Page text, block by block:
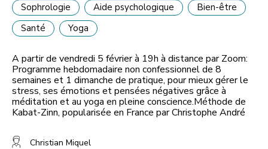
Sophrologie
Aide psychologique
Bien-être
Santé
Yoga
A partir de vendredi 5 février à 19h à distance par Zoom:
Programme hebdomadaire non confessionnel de 8
semaines et 1 dimanche de pratique, pour mieux gérer le
stress, ses émotions et pensées négatives grâce à
méditation et au yoga en pleine conscience.Méthode de
Kabat-Zinn, popularisée en France par Christophe André
Christian Miquel